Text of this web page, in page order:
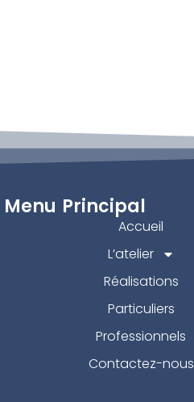
Menu Principal
Accueil
L’atelier
Réalisations
Particuliers
Professionnels
Contactez-nous